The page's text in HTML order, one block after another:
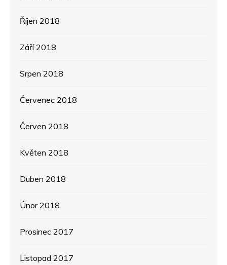
Říjen 2018
Září 2018
Srpen 2018
Červenec 2018
Červen 2018
Květen 2018
Duben 2018
Únor 2018
Prosinec 2017
Listopad 2017